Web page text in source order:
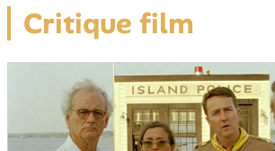
Critique film